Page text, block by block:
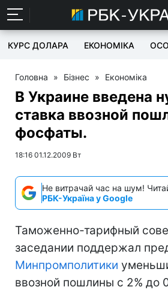
КУРС ДОЛАРА ЕКОНОМІКА
Головна » Бізнес » Економіка
В Украине введена
ставка ввозной
фосфаты.
18:16 01.12.2009 Вт
Не витрачай час на шум!
РБК-Україна у Google
Таможенно-тарифный
заседании поддержал
Минпромполитики
ввозной пошлины с 2% до